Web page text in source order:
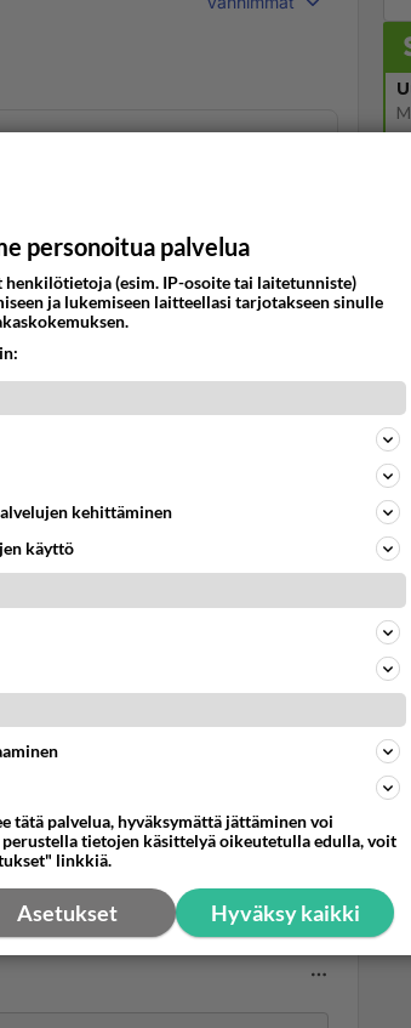
Lähetä
tosi paljon. Kun varoitan sua
Kommentoi
että tykkään susta todellakin ja
personoitua palvelua
henkilötietoja (esim. IP-osoite tai laitetunniste)
ja lukemiseen laitteellasi tarjotakseen sinulle
kehittäminen
käyttö
tätä palvelua, hyväksymättä jättäminen voi
tietojen käsittelyä oikeutetulla edulla, voit
linkkiä.
Hyväksy kaikki
Asetukset